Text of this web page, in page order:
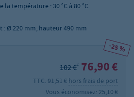
température : 30 °C à 80 °C
Ø 220 mm, hauteur 490 mm
-25 %
102 €2 76,90 €
TTC. 91,51 € hors frais de port
Vous économisez: 25,10 €